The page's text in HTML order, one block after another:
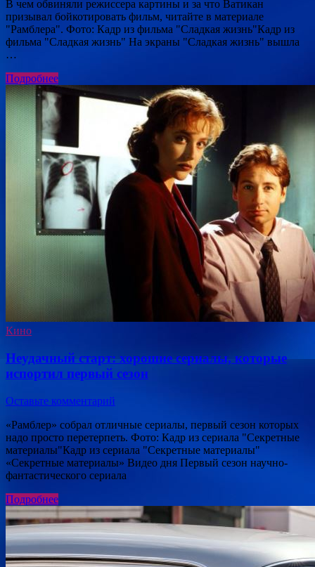
В чем обвиняли режиссера картины и за что Ватикан
призывал бойкотировать фильм, читайте в материале
"Рамблера". Фото: Кадр из фильма "Сладкая жизнь"Кадр из
фильма "Сладкая жизнь" На экраны "Сладкая жизнь" вышла
…
Подробнее
Кино
Неудачный старт: хорошие сериалы, которые
испортил первый сезон
Оставьте комментарий
«Рамблер» собрал отличные сериалы, первый сезон которых
надо просто перетерпеть. Фото: Кадр из сериала "Секретные
материалы"Кадр из сериала "Секретные материалы"
«Секретные материалы» Видео дня Первый сезон научно-
фантастического сериала
Подробнее